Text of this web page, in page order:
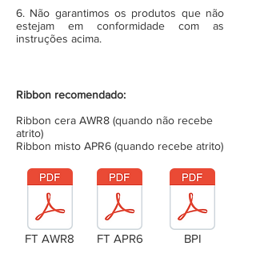
6. Não garantimos os produtos que não
estejam em conformidade com as
instruções acima.
Ribbon recomendado:
Ribbon cera AWR8 (quando não recebe
atrito)
Ribbon misto APR6 (quando recebe atrito)
FT AWR8 FT APR6 BPI